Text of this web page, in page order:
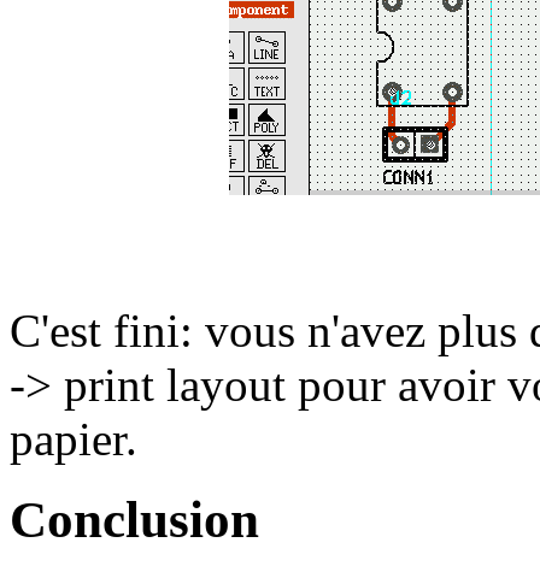
C'est fini: vous n'avez plus
-> print layout pour avoir
papier.
Conclusion